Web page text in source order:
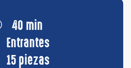
40 min
Entrantes
15 piezas